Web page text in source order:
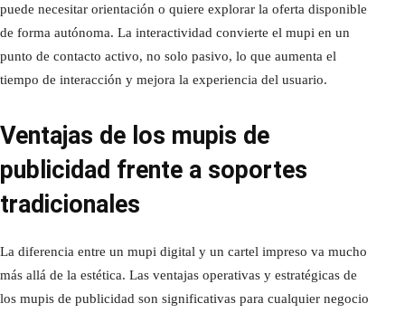
puede necesitar orientación o quiere explorar la oferta disponible
de forma autónoma. La interactividad convierte el mupi en un
punto de contacto activo, no solo pasivo, lo que aumenta el
tiempo de interacción y mejora la experiencia del usuario.
Ventajas de los mupis de
publicidad frente a soportes
tradicionales
La diferencia entre un mupi digital y un cartel impreso va mucho
más allá de la estética. Las ventajas operativas y estratégicas de
los mupis de publicidad son significativas para cualquier negocio